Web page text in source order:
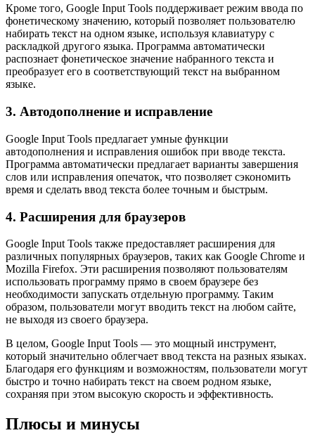
Кроме того, Google Input Tools поддерживает режим ввода по
фонетическому значению, который позволяет пользователю
набирать текст на одном языке, используя клавиатуру с
раскладкой другого языка. Программа автоматически
распознает фонетическое значение набранного текста и
преобразует его в соответствующий текст на выбранном
языке.
3. Автодополнение и исправление
Google Input Tools предлагает умные функции
автодополнения и исправления ошибок при вводе текста.
Программа автоматически предлагает варианты завершения
слов или исправления опечаток, что позволяет сэкономить
время и сделать ввод текста более точным и быстрым.
4. Расширения для браузеров
Google Input Tools также предоставляет расширения для
различных популярных браузеров, таких как Google Chrome и
Mozilla Firefox. Эти расширения позволяют пользователям
использовать программу прямо в своем браузере без
необходимости запускать отдельную программу. Таким
образом, пользователи могут вводить текст на любом сайте,
не выходя из своего браузера.
В целом, Google Input Tools — это мощный инструмент,
который значительно облегчает ввод текста на разных языках.
Благодаря его функциям и возможностям, пользователи могут
быстро и точно набирать текст на своем родном языке,
сохраняя при этом высокую скорость и эффективность.
Плюсы и минусы